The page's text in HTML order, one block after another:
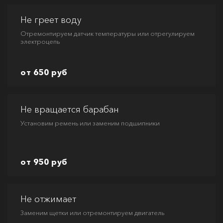
Не греет воду
Отремонтируем датчик температуры или отрегулируем
электроцепь
от 650 руб
Не вращается барабан
Установим ремень или заменим подшипники
от 950 руб
Не отжимает
Заменим щетки или отремонтируем двигатель